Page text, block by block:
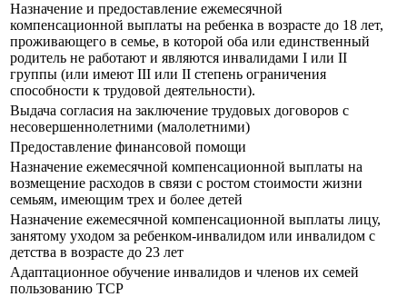
Назначение и предоставление ежемесячной
компенсационной выплаты на ребенка в возрасте до 18 лет,
проживающего в семье, в которой оба или единственный
родитель не работают и являются инвалидами I или II
группы (или имеют III или II степень ограничения
способности к трудовой деятельности).
Выдача согласия на заключение трудовых договоров с
несовершеннолетними (малолетними)
Предоставление финансовой помощи
Назначение ежемесячной компенсационной выплаты на
возмещение расходов в связи с ростом стоимости жизни
семьям, имеющим трех и более детей
Назначение ежемесячной компенсационной выплаты лицу,
занятому уходом за ребенком-инвалидом или инвалидом с
детства в возрасте до 23 лет
Адаптационное обучение инвалидов и членов их семей
пользованию ТСР